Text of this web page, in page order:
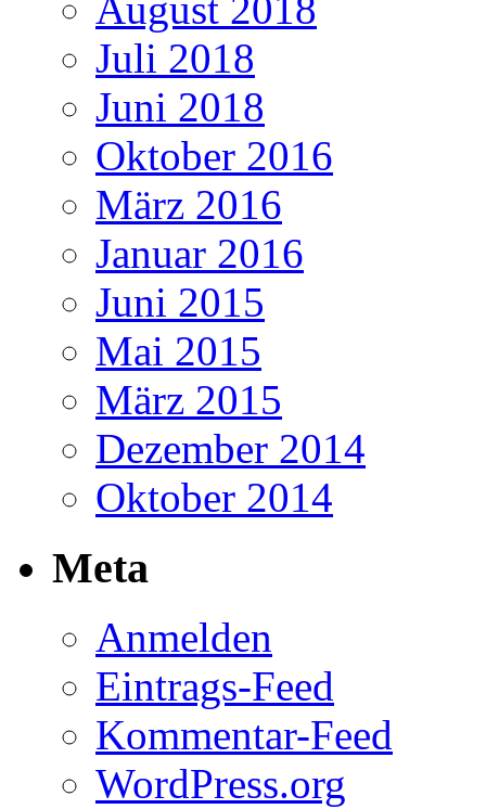
Juli 2018
Juni 2018
Oktober 2016
März 2016
Januar 2016
Juni 2015
Mai 2015
März 2015
Dezember 2014
Oktober 2014
Meta
Anmelden
Eintrags-Feed
Kommentar-Feed
WordPress.org